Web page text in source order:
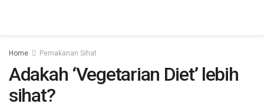
Home Pemakanan Sihat
Adakah ‘Vegetarian Diet’ lebih
sihat?